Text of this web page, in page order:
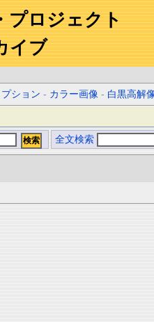
プロジェクト
イブ
ション - カラー画像 - 白黒高解
全文検索